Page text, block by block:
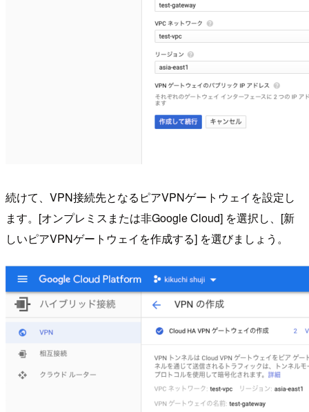
続けて、VPN接続先となるピアVPNゲートウェイを設定し
ます。[オンプレミスまたは非Google Cloud] を選択し、[新
しいピアVPNゲートウェイを作成する] を選びましょう。